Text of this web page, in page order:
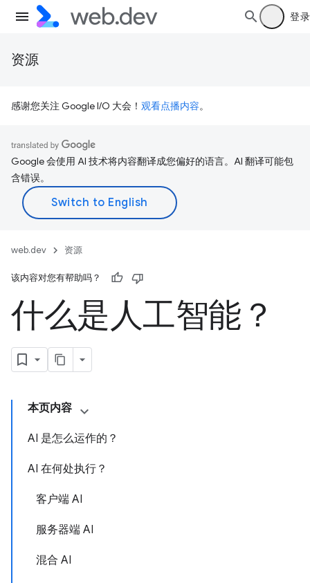
登录
资源
感谢您关注 Google I/O 大会！ 观看点播内容。
Google 会使用 AI 技术将内容翻译成您偏好的语言。AI 翻译可能包
含错误。
web.dev 资源
该内容对您有帮助吗？
什么是人工智能？
本页内容
AI 是怎么运作的？
AI 在何处执行？
客户端 AI
服务器端 AI
混合 AI